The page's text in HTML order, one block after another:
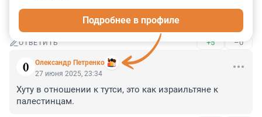
Это всё не мир, а вынужденные перемирия на
следующие три с половиной года :)
ОТВЕТИТЬ +5 –0
Олександр Петренко
Подробнее в профиле
27 июня 2025, 23:34
Хуту в отношении к тутси, это как израильтяне к
палестинцам.